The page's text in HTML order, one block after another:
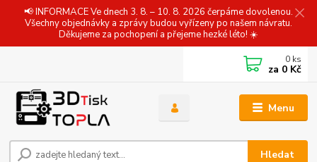
📢 INFORMACE Ve dnech 3. 8. – 10. 8. 2026 čerpáme dovolenou.
Všechny objednávky a zprávy budou vyřízeny po našem návratu.
Děkujeme za pochopení a přejeme hezké léto! ☀️
Menu
Hledat
0 ks
za 0 Kč